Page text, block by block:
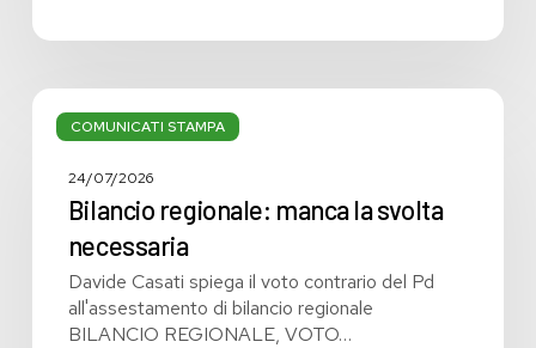
COMUNICATI STAMPA
Bilancio
regionale:
svolta
24/07/2026
Bilancio regionale: manca la svolta
necessaria
Davide Casati spiega il voto contrario del Pd
all'assestamento di bilancio regionale
BILANCIO REGIONALE, VOTO…